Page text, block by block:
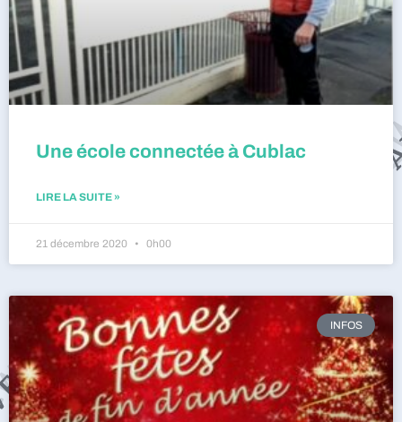
Une école connectée à Cublac
LIRE LA SUITE »
21 décembre 2020 0h00
INFOS